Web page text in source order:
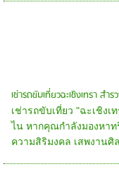
เช่ารถขับเที่ยวฉะเชิงเทรา สำ
เช่ารถขับเที่ยว "ฉะเชิงเ
ไน หากคุณกำลังมองหาท
ความสิริมงคล เสพงาน